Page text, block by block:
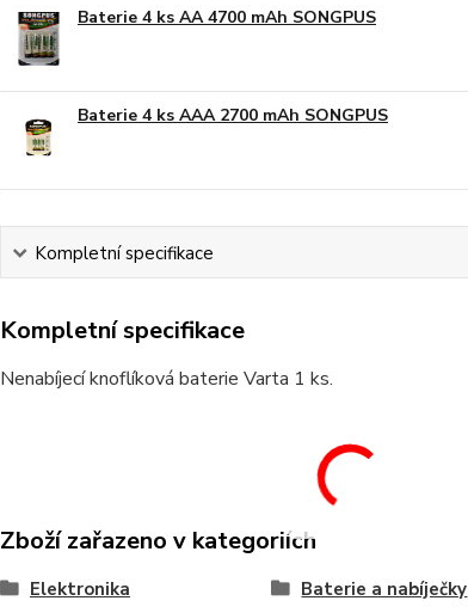
Baterie 4 ks AA 4700 mAh SONGPUS
Baterie 4 ks AAA 2700 mAh SONGPUS
Kompletní specifikace
Kompletní specifikace
Nenabíjecí knoflíková baterie Varta 1 ks.
Zboží zařazeno v kategoriích
Elektronika Baterie a nabíječky